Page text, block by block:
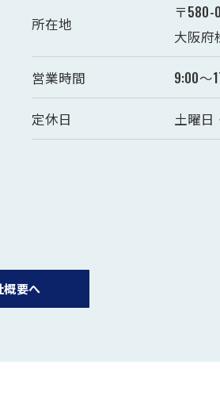
所在地
〒580-
大阪府
営業時間 9:00～
定休日 土曜日
概要へ